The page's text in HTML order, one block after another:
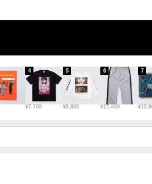
¥7,700
4
¥8,800
5
¥15,400
6 7